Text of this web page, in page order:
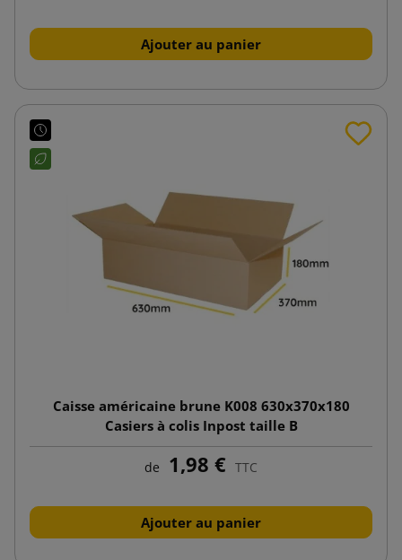
Ajouter au panier
Caisse américaine brune K008 630x370x180
Casiers à colis Inpost taille B
de 1,98 € TTC
Ajouter au panier